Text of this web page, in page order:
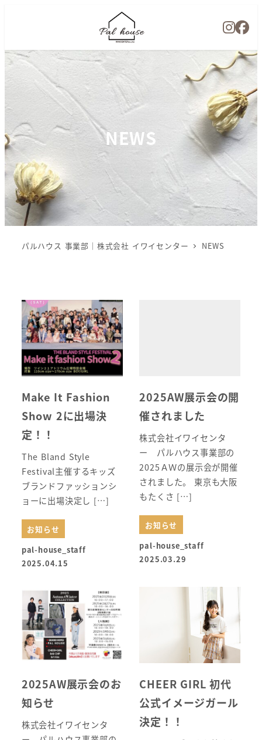
NEWS
パルハウス 事業部｜株式会社 イワイセンター NEWS
Make It Fashion
Show 2に出場決
定！！
The Bland Style
Festival主催するキッズ
ブランドファッションシ
ョーに出場決定し […]
pal-house_staff
2025.04.15
お知らせ
2025AW展示会の開
催されました
株式会社イワイセンタ
ー パルハウス事業部の
2025ＡＷの展示会が開催
されました。 東京も大阪
もたくさ […]
pal-house_staff
2025.03.29
お知らせ
2025AW展示会のお
知らせ
株式会社イワイセンタ
CHEER GIRL 初代
公式イメージガール
決定！！